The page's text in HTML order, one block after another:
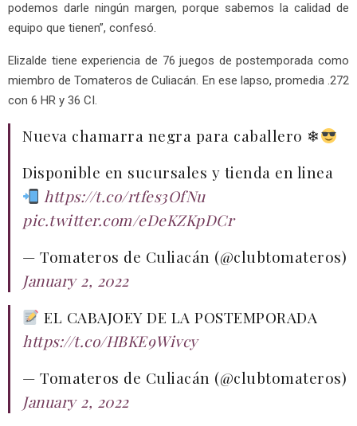
podemos darle ningún margen, porque sabemos la calidad de
equipo que tienen”, confesó.
Elizalde tiene experiencia de 76 juegos de postemporada como
miembro de Tomateros de Culiacán. En ese lapso, promedia .272
con 6 HR y 36 CI.
Nueva chamarra negra para caballero ❄
Disponible en sucursales y tienda en linea
https://t.co/rtfes3OfNu
pic.twitter.com/eDeKZKpDCr
— Tomateros de Culiacán (@clubtomateros)
January 2, 2022
EL CABAJOEY DE LA POSTEMPORADA
https://t.co/HBKE9Wivcy
— Tomateros de Culiacán (@clubtomateros)
January 2, 2022